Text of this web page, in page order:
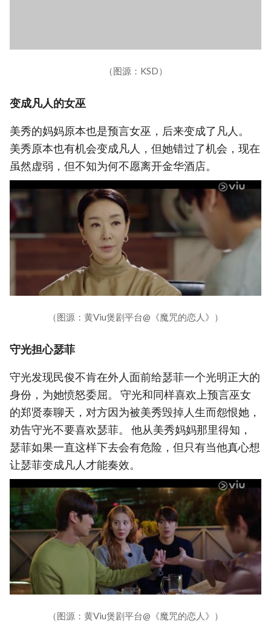
（图源：KSD）
变成凡人的女巫
美秀的妈妈原本也是预言女巫，后来变成了凡人。
美秀原本也有机会变成凡人，但她错过了机会，现在
虽然虚弱，但不知为何不愿离开金华酒店。
（图源：黄Viu煲剧平台@《魔咒的恋人》）
守光担心瑟菲
守光发现民俊不肯在外人面前给瑟菲一个光明正大的
身份，为她愤怒委屈。 守光和同样喜欢上预言巫女
的郑贤泰聊天，对方因为被美秀毁掉人生而怨恨她，
劝告守光不要喜欢瑟菲。 他从美秀妈妈那里得知，
瑟菲如果一直这样下去会有危险，但只有当他真心想
让瑟菲变成凡人才能奏效。
（图源：黄Viu煲剧平台@《魔咒的恋人》）